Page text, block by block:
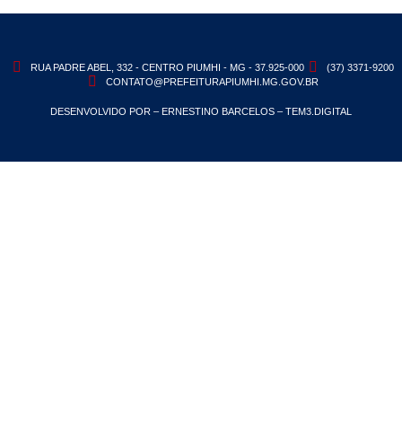
RUA PADRE ABEL, 332 - CENTRO PIUMHI - MG - 37.925-000
(37) 3371-9200
CONTATO@PREFEITURAPIUMHI.MG.GOV.BR
DESENVOLVIDO POR – ERNESTINO BARCELOS – TEM3.DIGITAL